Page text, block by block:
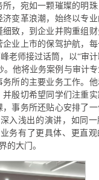
，宛如一颗璀璨的明
变革浪潮，始终以专业
致，到企业并购重组
业上市的保驾护航，
老师接过话筒，以“审计
他将业务案例与审计专
所的主要业务工作。
殷切希望同学们注重
事务所还贴心安排了一
入浅出的演讲，如同一
务有了更具体、更直观
的大门。